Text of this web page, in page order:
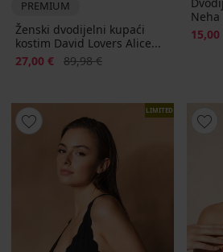
PREMIUM
Ženski dvodijelni kupaći
kostim David Lovers Alice...
Popust
27,00 € Prvobitna cijena
89,98 €
Neha
15,00
LIMITED